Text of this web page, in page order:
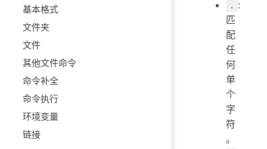
基本格式
文件夹
文件
其他文件命令
命令补全
命令执行
环境变量
链接
.
:
匹
配
任
何
单
个
字
符
。